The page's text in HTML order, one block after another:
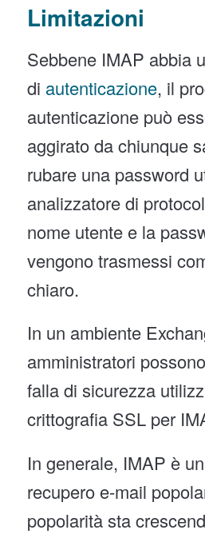
Limitazioni
Sebbene IMAP abbia
di autenticazione, il
autenticazione può
aggirato da chiunque
rubare una password
analizzatore di
nome utente e la
vengono trasmessi
chiaro.
In un ambiente
amministratori
falla di sicurezza
crittografia SSL per
In generale, IMAP è
recupero e-mail
popolarità sta